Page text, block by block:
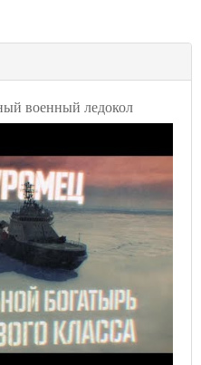
военный ледокол